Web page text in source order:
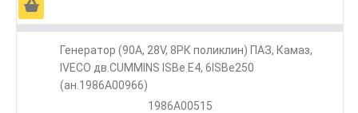
Ä
Генератор (90А, 28V, 8РК поликлин) ПАЗ, Камаз,
IVECO дв.CUMMINS ISBe Е4, 6ISBe250
(ан.1986А00966)
1986А00515